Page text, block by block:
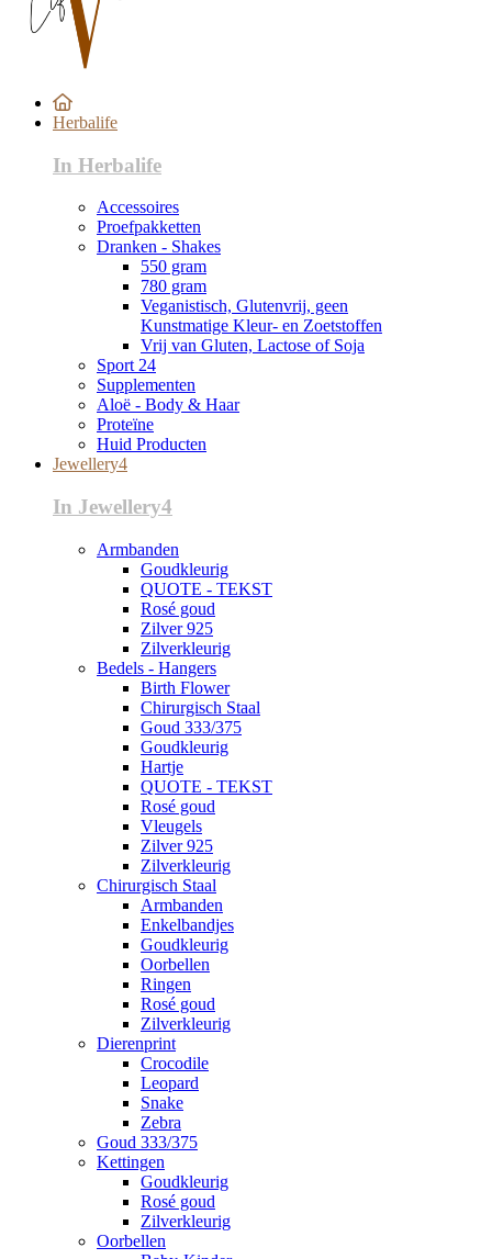
Herbalife
In Herbalife
Accessoires
Proefpakketten
Dranken - Shakes
550 gram
780 gram
Veganistisch, Glutenvrij, geen
Kunstmatige Kleur- en Zoetstoffen
Vrij van Gluten, Lactose of Soja
Sport 24
Supplementen
Aloë - Body & Haar
Proteïne
Huid Producten
Jewellery4
In Jewellery4
Armbanden
Goudkleurig
QUOTE - TEKST
Rosé goud
Zilver 925
Zilverkleurig
Bedels - Hangers
Birth Flower
Chirurgisch Staal
Goud 333/375
Goudkleurig
Hartje
QUOTE - TEKST
Rosé goud
Vleugels
Zilver 925
Zilverkleurig
Chirurgisch Staal
Armbanden
Enkelbandjes
Goudkleurig
Oorbellen
Ringen
Rosé goud
Zilverkleurig
Dierenprint
Crocodile
Leopard
Snake
Zebra
Goud 333/375
Kettingen
Goudkleurig
Rosé goud
Zilverkleurig
Oorbellen